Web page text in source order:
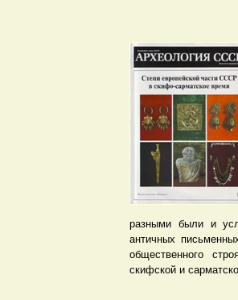
разными были и
античных
общественного
скифской и